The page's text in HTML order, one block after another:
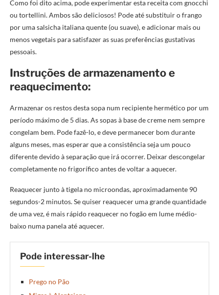
Como foi dito acima, pode experimentar esta receita com gnocchi
ou tortellini. Ambos são deliciosos! Pode até substituir o frango
por uma salsicha italiana quente (ou suave), e adicionar mais ou
menos vegetais para satisfazer as suas preferências gustativas
pessoais.
Instruções de armazenamento e
reaquecimento:
Armazenar os restos desta sopa num recipiente hermético por um
período máximo de 5 dias. As sopas à base de creme nem sempre
congelam bem. Pode fazê-lo, e deve permanecer bom durante
alguns meses, mas esperar que a consistência seja um pouco
diferente devido à separação que irá ocorrer. Deixar descongelar
completamente no frigorífico antes de voltar a aquecer.
Reaquecer junto à tigela no microondas, aproximadamente 90
segundos-2 minutos. Se quiser reaquecer uma grande quantidade
de uma vez, é mais rápido reaquecer no fogão em lume médio-
baixo numa panela até aquecer.
Pode interessar-lhe
Prego no Pão